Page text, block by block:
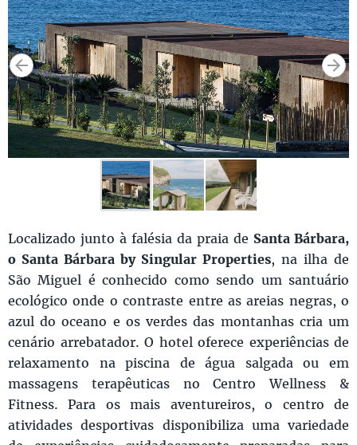
Localizado junto à falésia da praia de Santa Bárbara,
o Santa Bárbara by Singular Properties, na ilha de
São Miguel é conhecido como sendo um santuário
ecológico onde o contraste entre as areias negras, o
azul do oceano e os verdes das montanhas cria um
cenário arrebatador. O hotel oferece experiências de
relaxamento na piscina de água salgada ou em
massagens terapêuticas no Centro Wellness &
Fitness. Para os mais aventureiros, o centro de
atividades desportivas disponibiliza uma variedade